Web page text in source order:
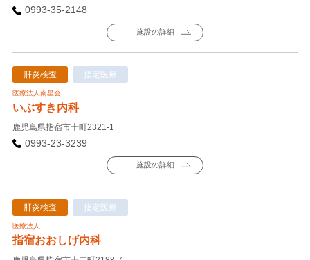
0993-35-2148
施設の詳細
肝炎検査 指定医療
医療法人南星会
いぶすき内科
鹿児島県指宿市十町2321-1
0993-23-3239
施設の詳細
肝炎検査 指定医療
医療法人
指宿おおしげ内科